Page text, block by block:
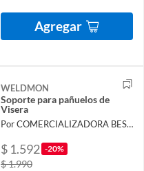
Agregar
WELDMON
Soporte para pañuelos de
Visera
Por COMERCIALIZADORA BESTVENTA SPA
$ 1.592 -20%
$ 1.990